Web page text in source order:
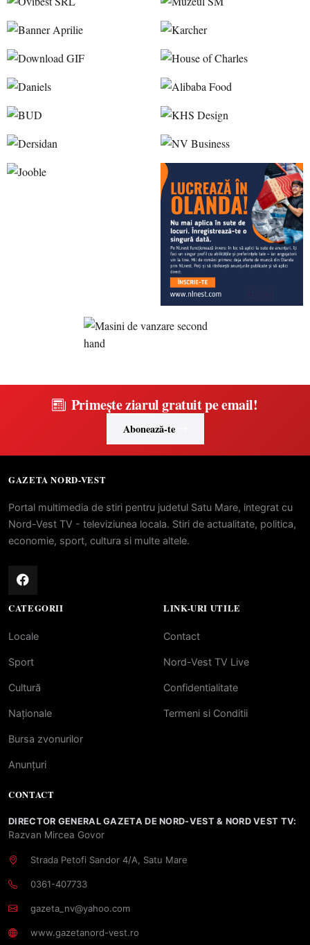
Primește ziarul gratuit pe email!
Abonează-te
GAZETA NORD-VEST
Portal multimedia de stiri pentru judetul Satu Mare, integrat cu
Nord-Vest TV - televiziunea locala. Stiri de actualitate, politica,
economie, sport, cultura si multe altele.
CATEGORII
Locale
Sport
Cultură
Naționale
Bursa zvonurilor
Anunțuri
LINK-URI UTILE
Contact
Nord-Vest TV Live
Confidentialitate
Termeni si Conditii
CONTACT
DIRECTOR GENERAL GAZETA DE NORD-VEST & NORD VEST TV:
Razvan Mircea Govor
Strada Petofi Sandor 4/A, Satu Mare
0361-407733
gazeta_nv@yahoo.com
www.gazetanord-vest.ro